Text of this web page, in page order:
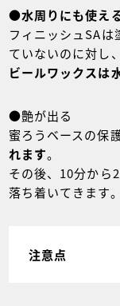
●水周りにも使え
フィニッシュSA
ていないのに対し、
ビールワックスは
●艶が出る
蜜ろうベースの保
れます。
その後、10分から
落ち着いてきます。
注意点